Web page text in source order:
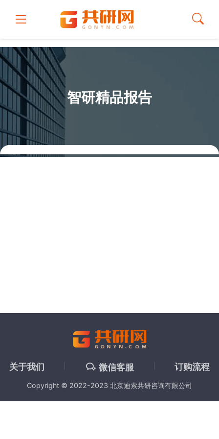
智研精品报告
关于我们 微信客服 订购流程
Copyright © 2022-2023 北京迪索共研咨询有限公司